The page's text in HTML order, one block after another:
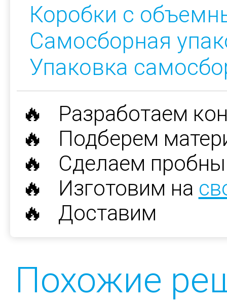
Коробки с
Самосборная
Упаковка
🔥 Разработаем
🔥 Подберем
🔥 Сделаем
🔥 Изготовим на
🔥 Доставим
Похожие